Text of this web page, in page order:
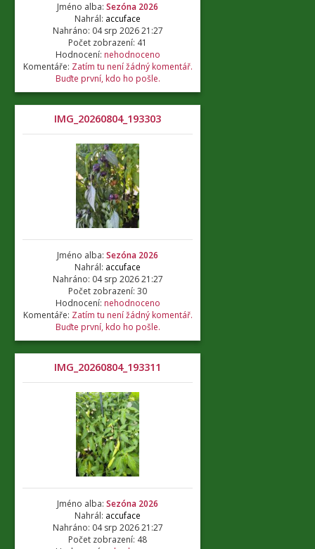
Jméno alba: Sezóna 2026
Nahrál: accuface
Nahráno: 04 srp 2026 21:27
Počet zobrazení: 41
Hodnocení: nehodnoceno
Komentáře: Zatím tu není žádný komentář.
Buďte první, kdo ho pošle.
IMG_20260804_193303
Jméno alba: Sezóna 2026
Nahrál: accuface
Nahráno: 04 srp 2026 21:27
Počet zobrazení: 30
Hodnocení: nehodnoceno
Komentáře: Zatím tu není žádný komentář.
Buďte první, kdo ho pošle.
IMG_20260804_193311
Jméno alba: Sezóna 2026
Nahrál: accuface
Nahráno: 04 srp 2026 21:27
Počet zobrazení: 48